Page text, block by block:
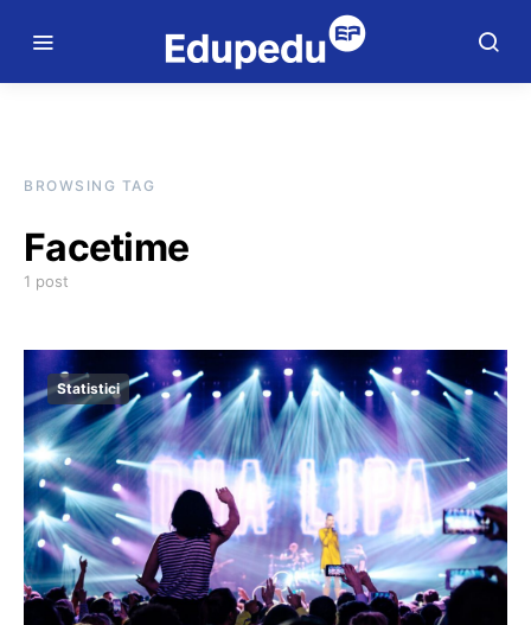
BROWSING TAG
Facetime
1 post
Statistici